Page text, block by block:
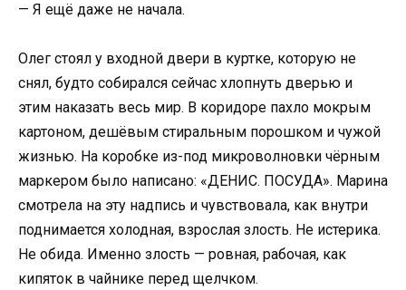
— Я ещё даже не начала.
Олег стоял у входной двери в куртке, которую не
снял, будто собирался сейчас хлопнуть дверью и
этим наказать весь мир. В коридоре пахло мокрым
картоном, дешёвым стиральным порошком и чужой
жизнью. На коробке из-под микроволновки чёрным
маркером было написано: «ДЕНИС. ПОСУДА». Марина
смотрела на эту надпись и чувствовала, как внутри
поднимается холодная, взрослая злость. Не истерика.
Не обида. Именно злость — ровная, рабочая, как
кипяток в чайнике перед щелчком.